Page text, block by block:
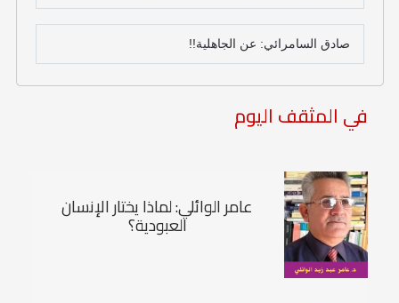
صادق السامرائي: عن الجاهلية!!
في المثقف اليوم
عامر الوائلي: لماذا يختار الإنسان
العبودية؟